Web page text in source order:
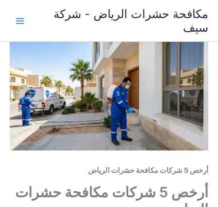
المحتوى
مكافحة حشرات الرياض - شركة
سيف
أرخص 5 شركات مكافحة حشرات الرياض
أرخص 5 شركات مكافحة حشرات